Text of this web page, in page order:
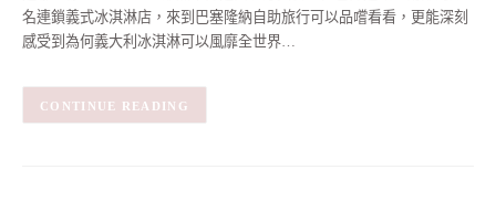
名連鎖義式冰淇淋店，來到巴塞隆納自助旅行可以品嚐看看，更能深刻
感受到為何義大利冰淇淋可以風靡全世界…
CONTINUE READING